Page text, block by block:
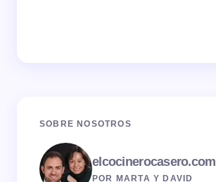
SOBRE NOSOTROS
elcocinerocasero.com
POR MARTA Y DAVID